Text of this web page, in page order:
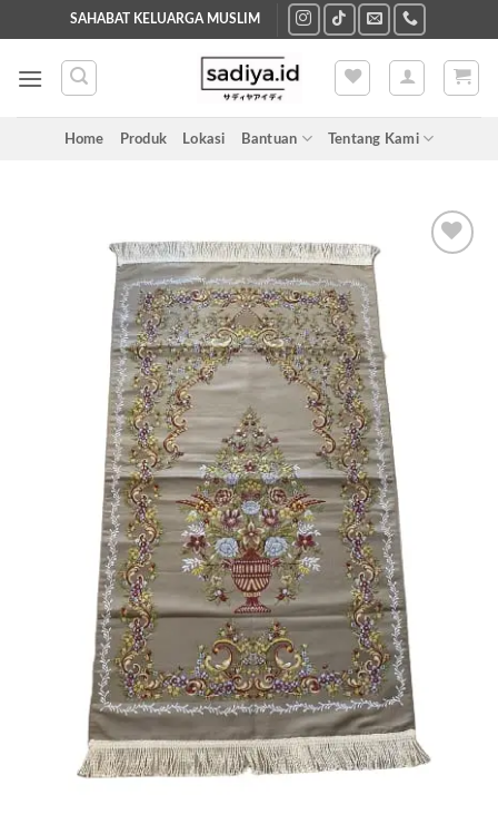
to
content
SAHABAT KELUARGA MUSLIM
Home Produk Lokasi Bantuan Tentang Kami